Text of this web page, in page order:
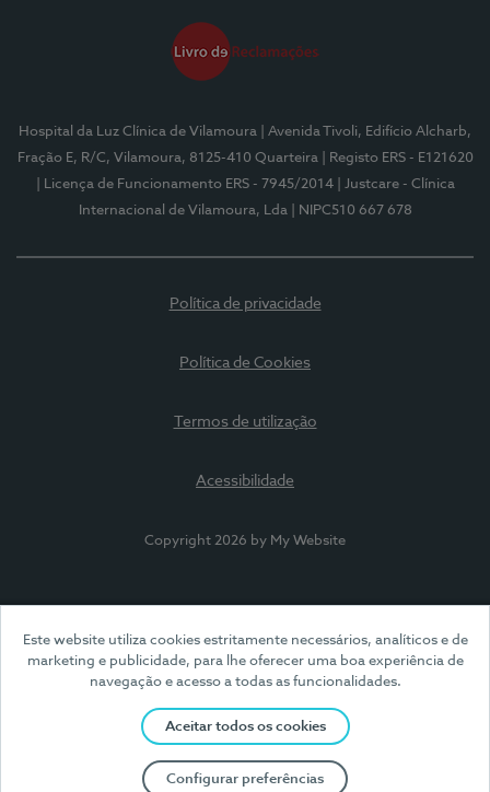
Este website utiliza cookies estritamente necessários, analíticos e de
marketing e publicidade, para lhe oferecer uma boa experiência de
navegação e acesso a todas as funcionalidades.
Aceitar todos os cookies
Configurar preferências
Hospital da Luz Clínica de Vilamoura
| Avenida Tivoli, Edifício Alcharb,
Fração E, R/C, Vilamoura, 8125-410 Quarteira
| Registo ERS - E121620
| Licença de Funcionamento ERS - 7945/2014
| Justcare - Clínica
Internacional de Vilamoura, Lda
| NIPC510 667 678
Política de privacidade
Política de Cookies
Termos de utilização
Acessibilidade
Copyright 2026 by My Website